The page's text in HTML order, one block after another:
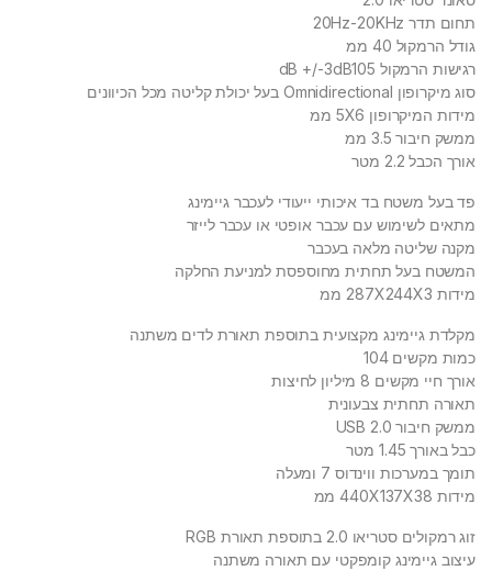
תחום תדר 20Hz-20KHz
גודל הרמקול 40 ממ
רגישות הרמקול dB +/-3dB105
סוג מיקרופון Omnidirectional בעל יכולת קליטה מכל הכיוונים
מידות המיקרופון 5X6 ממ
ממשק חיבור 3.5 ממ
אורך הכבל 2.2 מטר
פד בעל משטח בד איכותי ייעודי לעכבר גיימינג
מתאים לשימוש עם עכבר אופטי או עכבר לייזר
מקנה שליטה מלאה בעכבר
המשטח בעל תחתית מחוספסת למניעת החלקה
מידות 287X244X3 ממ
מקלדת גיימינג מקצועית בתוספת תאורת לדים משתנה
כמות מקשים 104
אורך חיי מקשים 8 מיליון לחיצות
תאורה תחתית צבעונית
ממשק חיבור USB 2.0
כבל באורך 1.45 מטר
תומך במערכות ווינדוס 7 ומעלה
מידות 440X137X38 ממ
זוג רמקולים סטריאו 2.0 בתוספת תאורת RGB
עיצוב גיימינג קומפקטי עם תאורה משתנה